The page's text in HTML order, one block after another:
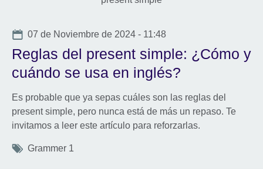
Date
07 de Noviembre de 2024 - 11:48
Reglas del present simple: ¿Cómo y
cuándo se usa en inglés?
Es probable que ya sepas cuáles son las reglas del
present simple, pero nunca está de más un repaso. Te
invitamos a leer este artículo para reforzarlas.
Tags
Grammer 1